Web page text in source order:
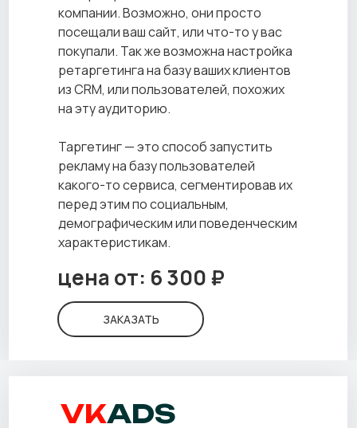
компании. Возможно, они просто
посещали ваш сайт, или что-то у вас
покупали. Так же возможна настройка
ретаргетинга на базу ваших клиентов
из CRM, или пользователей, похожих
на эту аудиторию.
Таргетинг — это способ запустить
рекламу на базу пользователей
какого-то сервиса, сегментировав их
перед этим по социальным,
демографическим или поведенческим
характеристикам.
цена от: 6 300 ₽
ЗАКАЗАТЬ
VKADS